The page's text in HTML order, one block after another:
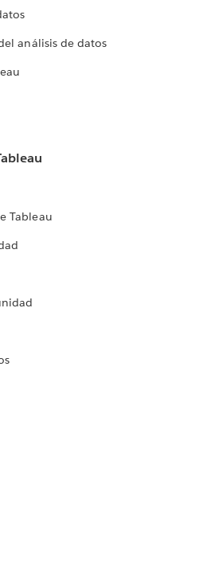
análisis de datos
Tableau